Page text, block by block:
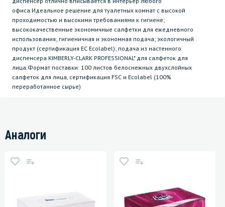
офиса.Идеальное решение для туалетных комнат с высокой
проходимостью и высокими требованиями к гигиене;
высококачественные экономичные салфетки для ежедневного
использования; гигиеничная и экономная подача; экологичный
продукт (сертификация ЕС Ecolabel); подача из настенного
диспенсера KIMBERLY-CLARK PROFESSIONAL* для салфеток для
лица.Формат поставки: 100 листов белоснежных двухслойных
салфеток для лица, сертификация FSC и Ecolabel (100%
переработанное сырье)
Аналоги